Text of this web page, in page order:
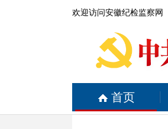
欢迎访问安徽纪检监察网
首页